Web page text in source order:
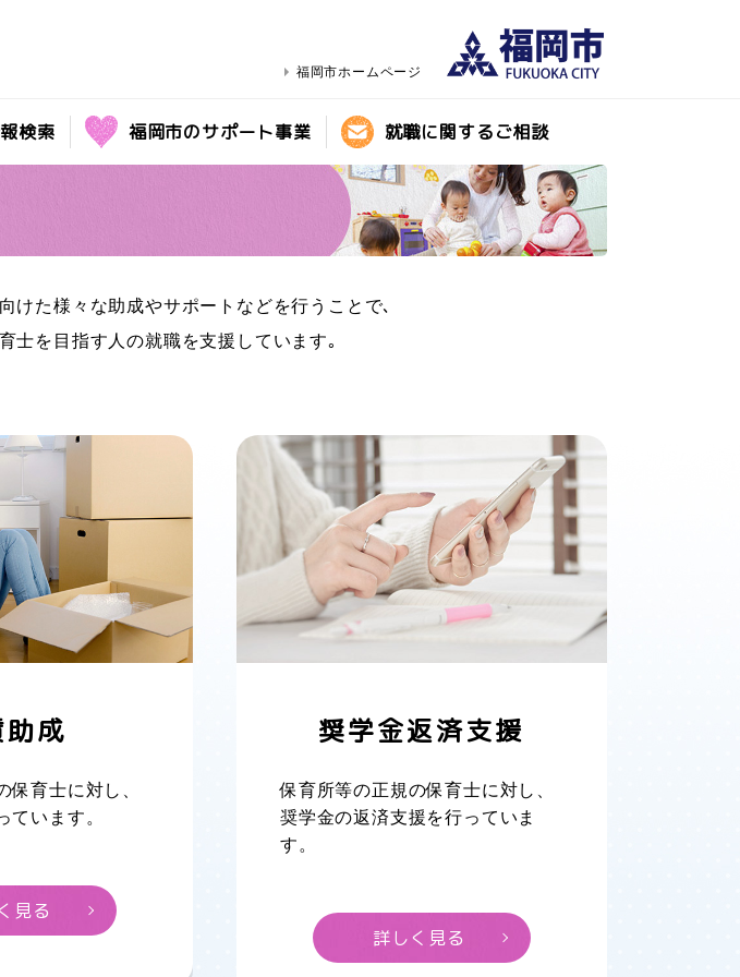
福岡市ホームページ
検索 福岡市のサポート事業 就職に関するご相談
けた様々な助成やサポートなどを行うことで､
士を目指す人の就職を支援しています｡
成
保育士に対し、
ています。
見る
奨学金返済支援
保育所等の正規の保育士に対し、
奨学金の返済支援を行っていま
す。
詳しく見る